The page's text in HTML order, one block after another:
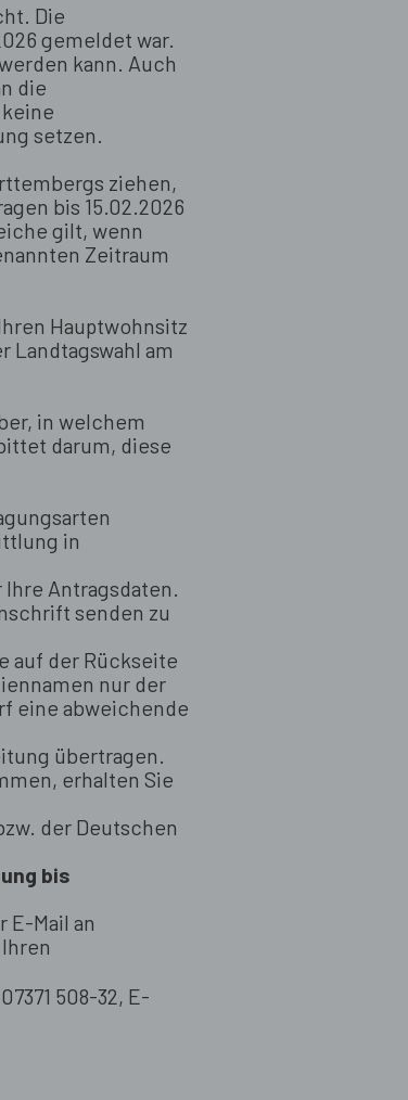
Die
gemeldet war.
kann. Auch
die
setzen.
ziehen,
bis 15.02.2026
gilt, wenn
Zeitraum
Hauptwohnsitz
Landtagswahl am
in welchem
darum, diese
in
Antragsdaten.
senden zu
auf der Rückseite
nur der
eine abweichende
übertragen.
erhalten Sie
der Deutschen
bis
Mail an
508-32, E-